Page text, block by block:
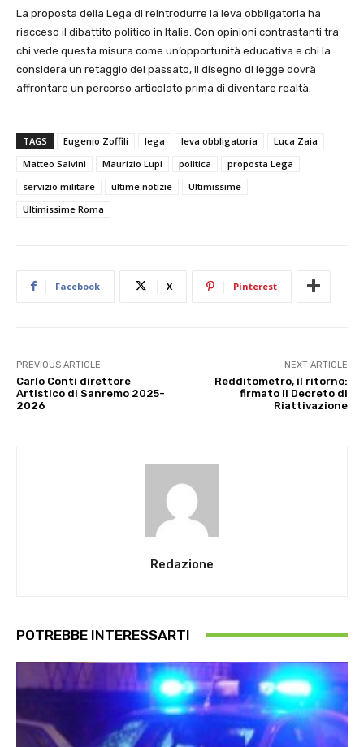
La proposta della Lega di reintrodurre la leva obbligatoria ha
riacceso il dibattito politico in Italia. Con opinioni contrastanti tra
chi vede questa misura come un’opportunità educativa e chi la
considera un retaggio del passato, il disegno di legge dovrà
affrontare un percorso articolato prima di diventare realtà.
TAGS Eugenio Zoffili lega leva obbligatoria
Luca Zaia
Matteo Salvini
Maurizio Lupi politica
proposta Lega
servizio militare
ultime notizie
Ultimissime
Ultimissime Roma
Facebook X Pinterest
PREVIOUS ARTICLE
Carlo Conti direttore
Artistico di Sanremo 2025-
2026
NEXT ARTICLE
Redditometro, il ritorno:
firmato il Decreto di
Riattivazione
Redazione
POTREBBE INTERESSARTI